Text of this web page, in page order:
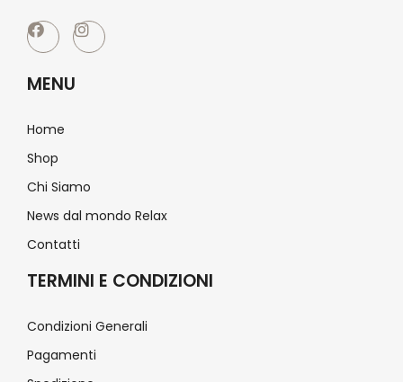
MENU
Home
Shop
Chi Siamo
News dal mondo Relax
Contatti
TERMINI E CONDIZIONI
Condizioni Generali
Pagamenti